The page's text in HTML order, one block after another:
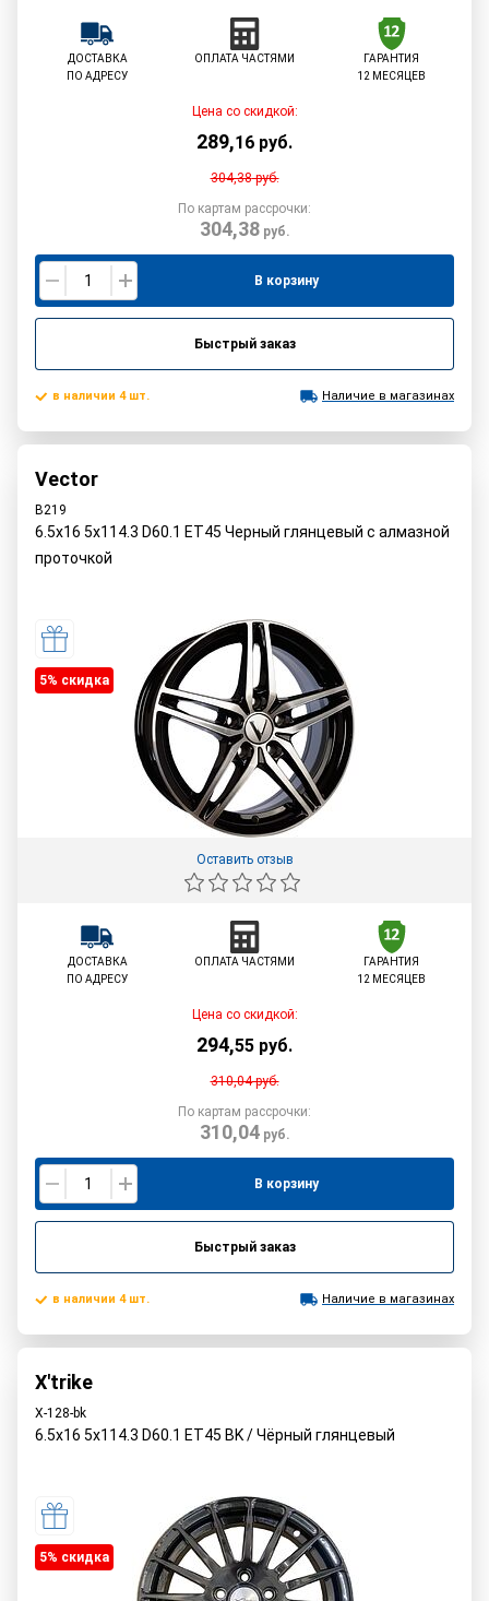
ДОСТАВКА
ПО АДРЕСУ
ОПЛАТА ЧАСТЯМИ
ГАРАНТИЯ
12 МЕСЯЦЕВ
Цена со скидкой:
289,16 руб.
304,38руб.
По картам рассрочки:
304,38руб.
В корзину
Быстрый заказ
в наличии 4 шт. Наличие в магазинах
Vector
B219
6.5x16 5x114.3 D60.1 ET45 Черный глянцевый с алмазной
проточкой
5% cкидка
Оставить отзыв
ДОСТАВКА
ПО АДРЕСУ
ОПЛАТА ЧАСТЯМИ
ГАРАНТИЯ
12 МЕСЯЦЕВ
Цена со скидкой:
294,55 руб.
310,04руб.
По картам рассрочки:
310,04руб.
В корзину
Быстрый заказ
в наличии 4 шт. Наличие в магазинах
X'trike
X-128-bk
6.5x16 5x114.3 D60.1 ET45 BK / Чёрный глянцевый
5% cкидка